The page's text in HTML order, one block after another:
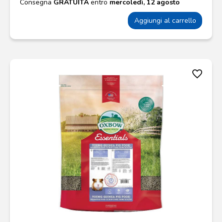
Consegna GRATUITA entro mercoledì, 12 agosto
Aggiungi al carrello
favorite_border